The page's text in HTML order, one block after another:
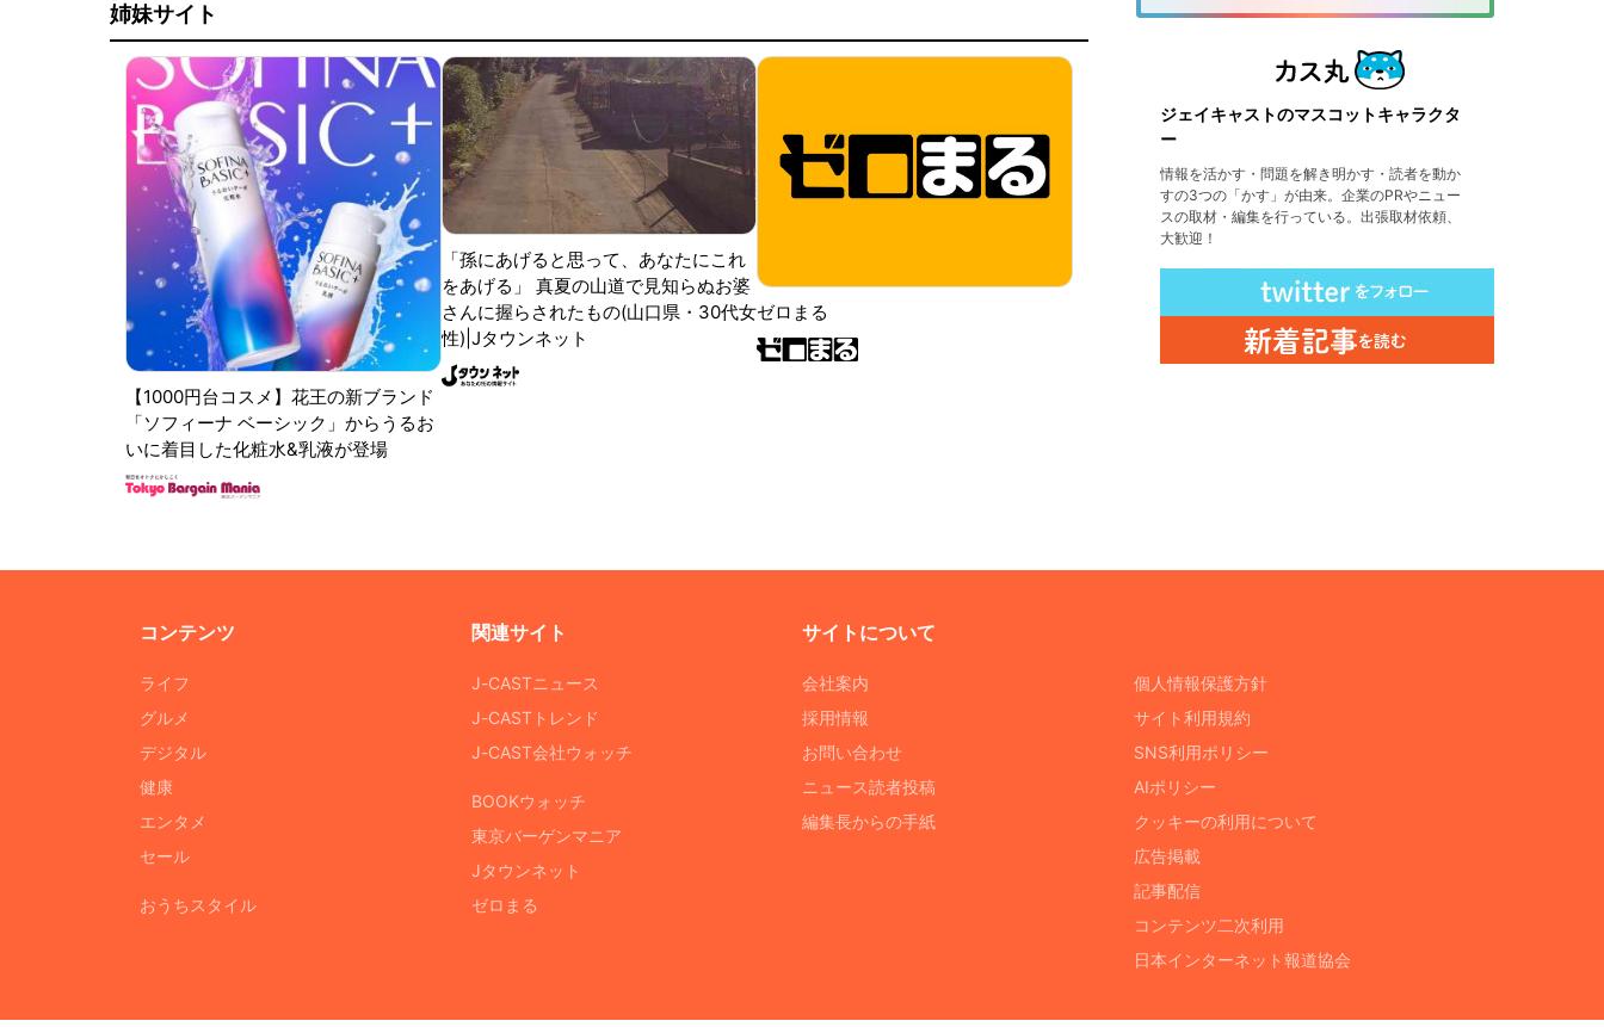
姉妹サイト
【1000円台コスメ】花王の新ブランド
「ソフィーナ ベーシック」からうるお
いに着目した化粧水&乳液が登場
「孫にあげると思って、あなたにこれ
をあげる」 真夏の山道で見知らぬお婆
さんに握らされたもの(山口県・30代女
性)|Jタウンネット
ゼロまる
ジェイキャストのマスコットキャラクタ
ー
情報を活かす・問題を解き明かす・読者を動か
すの3つの「かす」が由来。企業のPRやニュー
スの取材・編集を行っている。出張取材依頼、
大歓迎！
コンテンツ
ライフ
グルメ
デジタル
健康
エンタメ
セール
おうちスタイル
関連サイト
J-CASTニュース
J-CASTトレンド
J-CAST会社ウォッチ
BOOKウォッチ
東京バーゲンマニア
Jタウンネット
ゼロまる
サイトについて
会社案内
採用情報
お問い合わせ
ニュース読者投稿
編集長からの手紙
個人情報保護方針
サイト利用規約
SNS利用ポリシー
AIポリシー
クッキーの利用について
広告掲載
記事配信
コンテンツ二次利用
日本インターネット報道協会